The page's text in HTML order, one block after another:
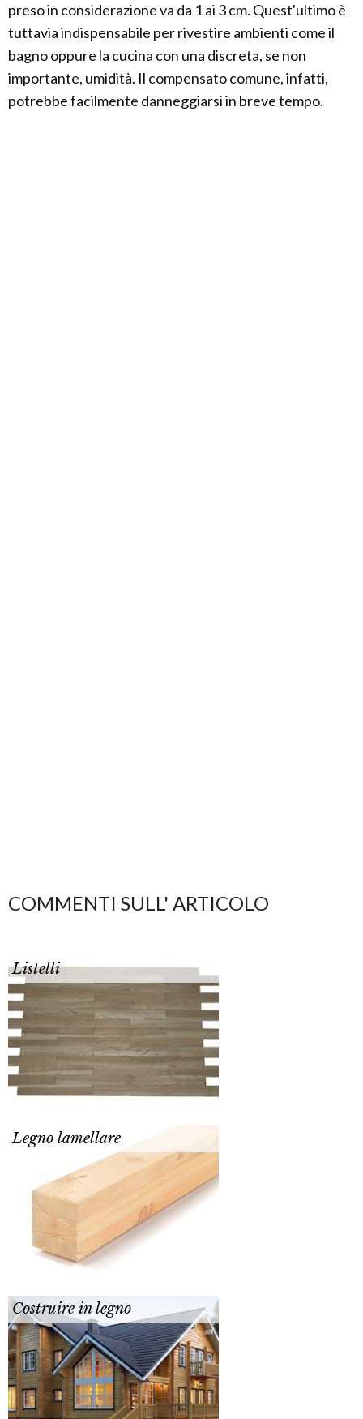
preso in considerazione va da 1 ai 3 cm. Quest'ultimo è
tuttavia indispensabile per rivestire ambienti come il
bagno oppure la cucina con una discreta, se non
importante, umidità. Il compensato comune, infatti,
potrebbe facilmente danneggiarsi in breve tempo.
COMMENTI SULL' ARTICOLO
Listelli
Legno lamellare
Costruire in legno